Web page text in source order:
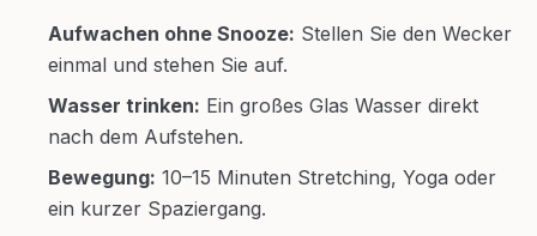
Aufwachen ohne Snooze: Stellen Sie den Wecker
einmal und stehen Sie auf.
Wasser trinken: Ein großes Glas Wasser direkt
nach dem Aufstehen.
Bewegung: 10–15 Minuten Stretching, Yoga oder
ein kurzer Spaziergang.